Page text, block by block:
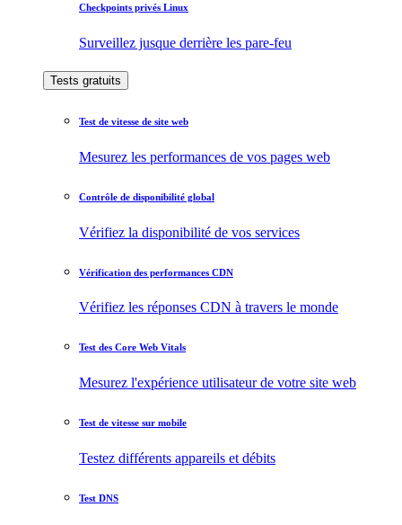
Checkpoints privés Linux
Surveillez jusque derrière les pare-feu
Tests gratuits
Test de vitesse de site web
Mesurez les performances de vos pages web
Contrôle de disponibilité global
Vérifiez la disponibilité de vos services
Vérification des performances CDN
Vérifiez les réponses CDN à travers le monde
Test des Core Web Vitals
Mesurez l'expérience utilisateur de votre site web
Test de vitesse sur mobile
Testez différents appareils et débits
Test DNS